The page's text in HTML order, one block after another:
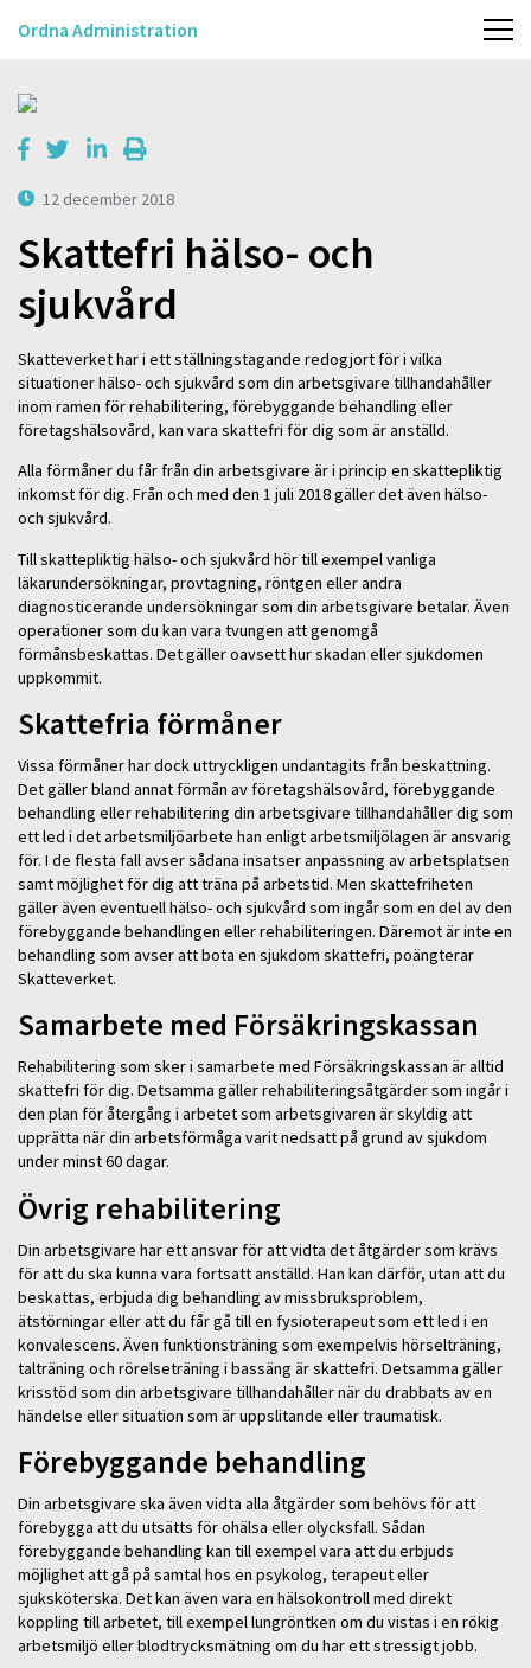
Ordna Administration
12 december 2018
Skattefri hälso- och
sjukvård
Skatteverket har i ett ställningstagande redogjort för i vilka
situationer hälso- och sjukvård som din arbetsgivare tillhandahåller
inom ramen för rehabilitering, förebyggande behandling eller
företagshälsovård, kan vara skattefri för dig som är anställd.
Alla förmåner du får från din arbetsgivare är i princip en skattepliktig
inkomst för dig. Från och med den 1 juli 2018 gäller det även hälso-
och sjukvård.
Till skattepliktig hälso- och sjukvård hör till exempel vanliga
läkarundersökningar, provtagning, röntgen eller andra
diagnosticerande undersökningar som din arbetsgivare betalar. Även
operationer som du kan vara tvungen att genomgå
förmånsbeskattas. Det gäller oavsett hur skadan eller sjukdomen
uppkommit.
Skattefria förmåner
Vissa förmåner har dock uttryckligen undantagits från beskattning.
Det gäller bland annat förmån av företagshälsovård, förebyggande
behandling eller rehabilitering din arbetsgivare tillhandahåller dig som
ett led i det arbetsmiljöarbete han enligt arbetsmiljölagen är ansvarig
för. I de flesta fall avser sådana insatser anpassning av arbetsplatsen
samt möjlighet för dig att träna på arbetstid. Men skattefriheten
gäller även eventuell hälso- och sjukvård som ingår som en del av den
förebyggande behandlingen eller rehabiliteringen. Däremot är inte en
behandling som avser att bota en sjukdom skattefri, poängterar
Skatteverket.
Samarbete med Försäkringskassan
Rehabilitering som sker i samarbete med Försäkringskassan är alltid
skattefri för dig. Detsamma gäller rehabiliteringsåtgärder som ingår i
den plan för återgång i arbetet som arbetsgivaren är skyldig att
upprätta när din arbetsförmåga varit nedsatt på grund av sjukdom
under minst 60 dagar.
Övrig rehabilitering
Din arbetsgivare har ett ansvar för att vidta det åtgärder som krävs
för att du ska kunna vara fortsatt anställd. Han kan därför, utan att du
beskattas, erbjuda dig behandling av missbruksproblem,
ätstörningar eller att du får gå till en fysioterapeut som ett led i en
konvalescens. Även funktionsträning som exempelvis hörselträning,
talträning och rörelseträning i bassäng är skattefri. Detsamma gäller
krisstöd som din arbetsgivare tillhandahåller när du drabbats av en
händelse eller situation som är uppslitande eller traumatisk.
Förebyggande behandling
Din arbetsgivare ska även vidta alla åtgärder som behövs för att
förebygga att du utsätts för ohälsa eller olycksfall. Sådan
förebyggande behandling kan till exempel vara att du erbjuds
möjlighet att gå på samtal hos en psykolog, terapeut eller
sjuksköterska. Det kan även vara en hälsokontroll med direkt
koppling till arbetet, till exempel lungröntken om du vistas i en rökig
arbetsmiljö eller blodtrycksmätning om du har ett stressigt jobb.